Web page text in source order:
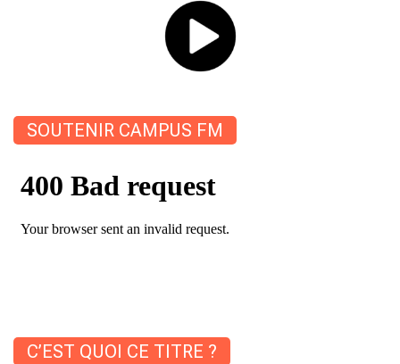
SOUTENIR CAMPUS FM
C’EST QUOI CE TITRE ?